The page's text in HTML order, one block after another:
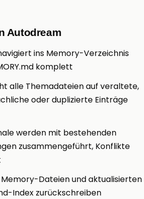
Autodream
ins Memory-Verzeichnis
komplett
alle Themadateien auf veraltete,
oder duplizierte Einträge
werden mit bestehenden
zusammengeführt, Konflikte
Dateien und aktualisierten
Index zurückschreiben